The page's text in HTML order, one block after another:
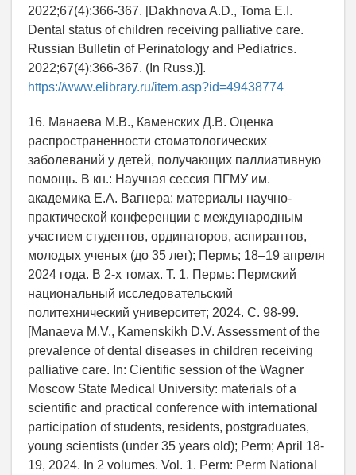
2022;67(4):366-367. [Dakhnova A.D., Toma E.I.
Dental status of children receiving palliative care.
Russian Bulletin of Perinatology and Pediatrics.
2022;67(4):366-367. (In Russ.)].
https://www.elibrary.ru/item.asp?id=49438774
16. Манаева М.В., Каменских Д.В. Оценка
распространенности стоматологических
заболеваний у детей, получающих паллиативную
помощь. В кн.: Научная сессия ПГМУ им.
академика Е.А. Вагнера: материалы научно-
практической конференции с международным
участием студентов, ординаторов, аспирантов,
молодых ученых (до 35 лет); Пермь; 18–19 апреля
2024 года. В 2-х томах. Т. 1. Пермь: Пермский
национальный исследовательский
политехнический университет; 2024. С. 98-99.
[Manaeva M.V., Kamenskikh D.V. Assessment of the
prevalence of dental diseases in children receiving
palliative care. In: Cientific session of the Wagner
Moscow State Medical University: materials of a
scientific and practical conference with international
participation of students, residents, postgraduates,
young scientists (under 35 years old); Perm; April 18-
19, 2024. In 2 volumes. Vol. 1. Perm: Perm National